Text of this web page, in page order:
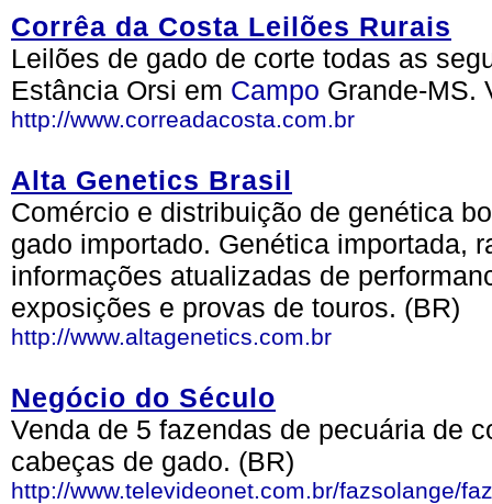
Corrêa da Costa Leilões Rurais
Leilões de gado de corte todas as
Estância Orsi em Campo Grande-MS.
http://www.correadacosta.com.br
Alta Genetics Brasil
Comércio e distribuição de genética
gado importado. Genética importada,
informações atualizadas de
exposições e provas de touros. (BR)
http://www.altagenetics.com.br
Negócio do Século
Venda de 5 fazendas de pecuária de
cabeças de gado. (BR)
http://www.televideonet.com.br/fazsolange/